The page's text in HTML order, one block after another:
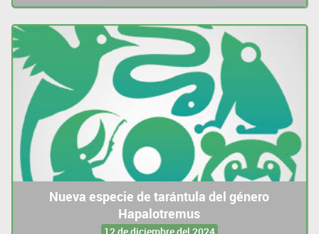
Nueva especie de tarántula del género
Hapalotremus